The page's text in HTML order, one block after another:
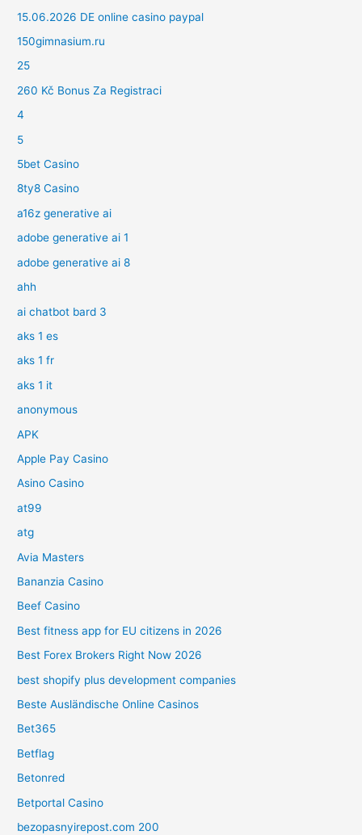
15.06.2026 DE online casino paypal
150gimnasium.ru
25
260 Kč Bonus Za Registraci
4
5
5bet Casino
8ty8 Casino
a16z generative ai
adobe generative ai 1
adobe generative ai 8
ahh
ai chatbot bard 3
aks 1 es
aks 1 fr
aks 1 it
anonymous
APK
Apple Pay Casino
Asino Casino
at99
atg
Avia Masters
Bananzia Casino
Beef Casino
Best fitness app for EU citizens in 2026
Best Forex Brokers Right Now 2026
best shopify plus development companies
Beste Ausländische Online Casinos
Bet365
Betflag
Betonred
Betportal Casino
bezopasnyirepost.com 200